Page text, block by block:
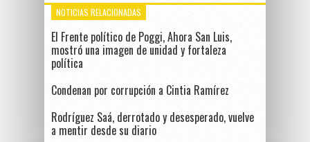
NOTICIAS RELACIONADAS
El Frente político de Poggi, Ahora San Luis,
mostró una imagen de unidad y fortaleza
política
Condenan por corrupción a Cintia Ramírez
Rodríguez Saá, derrotado y desesperado, vuelve
a mentir desde su diario